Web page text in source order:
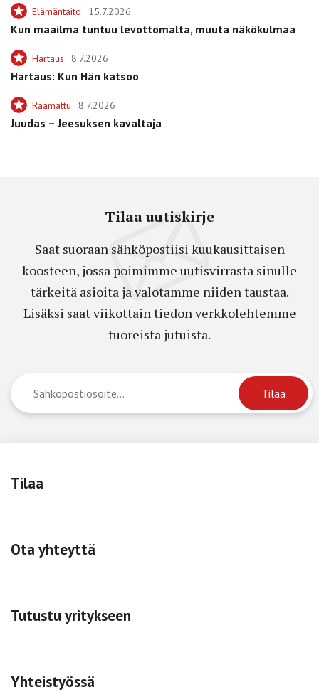
Elämäntaito 15.7.2026
Kun maailma tuntuu levottomalta, muuta näkökulmaa
Hartaus 8.7.2026
Hartaus: Kun Hän katsoo
Raamattu 8.7.2026
Juudas – Jeesuksen kavaltaja
Tilaa uutiskirje
Saat suoraan sähköpostiisi kuukausittaisen
koosteen, jossa poimimme uutisvirrasta sinulle
tärkeitä asioita ja valotamme niiden taustaa.
Lisäksi saat viikottain tiedon verkkolehtemme
tuoreista jutuista.
Tilaa
Ota yhteyttä
Tutustu yritykseen
Yhteistyössä